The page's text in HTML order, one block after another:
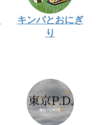
キンパとおにぎ
り